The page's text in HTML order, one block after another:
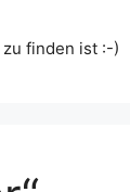
finden ist :-)